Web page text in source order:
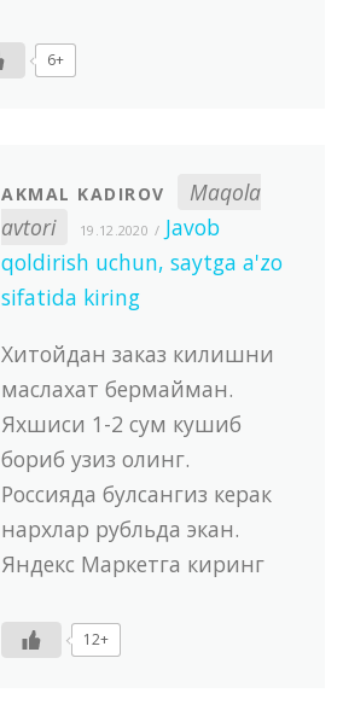
6+
AKMAL KADIROV
Maqola
avtori
19.12.2020
Javob
qoldirish uchun, saytga a'zo
sifatida kiring
Хитойдан заказ килишни
маслахат бермайман.
Яхшиси 1-2 сум кушиб
бориб узиз олинг.
Россияда булсангиз керак
нархлар рубльда экан.
Яндекс Маркетга киринг
12+